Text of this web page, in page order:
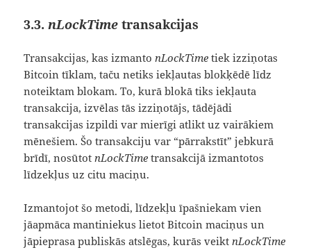
3.3.nLockTimetransakcijas
Transakcijas, kas izmantonLockTimetiek izziņotas
Bitcoin tīklam, taču netiks iekļautas blokķēdē līdz
noteiktam blokam. To, kurā blokā tiks iekļauta
transakcija, izvēlas tās izziņotājs, tādējādi
transakcijas izpildi var mierīgi atlikt uz vairākiem
mēnešiem. Šo transakciju var “pārrakstīt” jebkurā
brīdī, nosūtotnLockTimetransakcijā izmantotos
līdzekļus uz citu maciņu.
Izmantojot šo metodi, līdzekļu īpašniekam vien
jāapmāca mantiniekus lietot Bitcoin maciņus un
jāpieprasa publiskās atslēgas, kurās veiktnLockTime